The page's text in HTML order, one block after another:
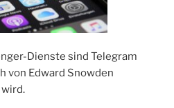
Dienste sind Telegram
von Edward Snowden